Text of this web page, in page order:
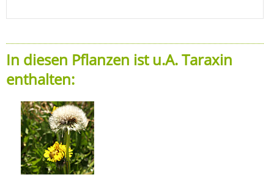
In diesen Pflanzen ist u.A. Taraxin
enthalten: